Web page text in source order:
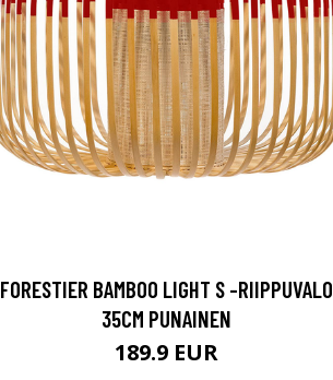
FORESTIER BAMBOO LIGHT S -RIIPPUVALO
35CM PUNAINEN
189.9 EUR